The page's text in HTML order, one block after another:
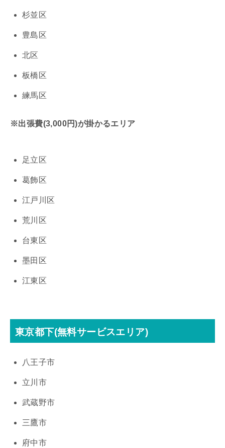
杉並区
豊島区
北区
板橋区
練馬区
※出張費(3,000円)が掛かるエリア
足立区
葛飾区
江戸川区
荒川区
台東区
墨田区
江東区
東京都下(無料サービスエリア)
八王子市
立川市
武蔵野市
三鷹市
府中市